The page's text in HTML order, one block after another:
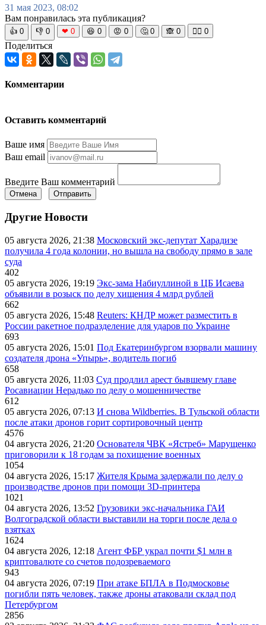
31 мая 2023, 08:02
Вам понравилась эта публикация?
👍 0 👎 0 ❤ 0 😆 0 😡 0 🤔 0 🙈 0 🧘‍♀️ 0
Поделиться
Комментарии
Оставить комментарий
Ваше имя
Ваш email
Введите Ваш комментарий
Отмена Отправить
Другие Новости
05 августа 2026, 21:38 Московский экс-депутат Харадизе
получила 4 года колонии, но вышла на свободу прямо в зале
суда
402
05 августа 2026, 19:19 Экс-зама Набиуллиной в ЦБ Исаева
объявили в розыск по делу хищения 4 млрд рублей
662
05 августа 2026, 15:48 Reuters: КНДР может разместить в
России ракетное подразделение для ударов по Украине
693
05 августа 2026, 15:01 Под Екатеринбургом взорвали машину
создателя дрона «Упырь», водитель погиб
658
05 августа 2026, 11:03 Суд продлил арест бывшему главе
Росавиации Нерадько по делу о мошенничестве
612
05 августа 2026, 07:13 И снова Wildberries. В Тульской области
после атаки дронов горит сортировочный центр
4576
04 августа 2026, 21:20 Основателя ЧВК «Ястреб» Марущенко
приговорили к 18 годам за похищение военных
1054
04 августа 2026, 15:17 Жителя Крыма задержали по делу о
производстве дронов при помощи 3D‑принтера
1021
04 августа 2026, 13:52 Грузовики экс-начальника ГАИ
Волгоградской области выставили на торги после дела о
взятках
1624
04 августа 2026, 12:18 Агент ФБР украл почти $1 млн в
криптовалюте со счетов подозреваемого
943
04 августа 2026, 07:19 При атаке БПЛА в Подмосковье
погибли пять человек, также дроны атаковали склад под
Петербургом
2856